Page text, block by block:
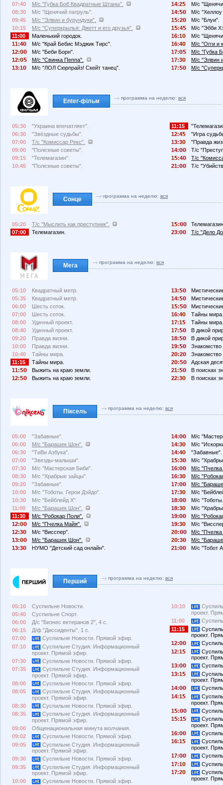
07:40
М/с "Губка Боб Квадратные Штаны".
08:30
М/с "Щенячий патруль".
09:45
М/с "Элвин и бурундуки".
10:15
М/с "Суперкрылья: Джетт и его друзья".
11:00
Маленький городок.
11:4
М/с "Край Бебис Мэджик Тирс".
12:
М/с "Беби Борн".
12:
М/с "Свинка Пеппа".
13:1
М/с "ЛОЛ Сюрпрайз! Скейт танец".
14:2
М/с
14:
М/с "Хеллоу
1
:2
М/с "Блуи".
1
:4
М/с "Эбби
16:1
М/с
16:4
М/с "Огги и
17:
М/с "Губка
17:3
М/с "Элвин
17:
М/с
Enter-фільм программа на неделю: вся
05:30
"Украина впечатляет".
06:30
"Звёздные судьбы".
07:00
Т/с "Комиссар Рекс".
09:00
"Полезные советы".
09:15
"Телемагазин".
10:45
"Полезные советы".
11:15
12:4
"Игра
13:3
"Правда
14:
Т/с
1
:4
Т/с
21:
Т/с
Сонце программа на неделю: вся
05:20
Т/с "Мыслить как преступник".
07:00
Телемагазин.
1 :
23:
Т/с "Дело
Мега программа на неделю: вся
05:10
Квадратный метр.
05:35
Квадратный метр.
06:00
Шесть соток.
07:00
Шесть соток.
08:00
Удачный проект.
08:40
Удачный проект.
09:20
Правда жизни.
10:00
Правда жизни.
10:40
Тайны мира.
11:15
Тайны мира.
11:
Выжить на краю земли.
12:
Выжить на краю земли.
13:
14:
1
:
16:4
Тайны мира.
17:1
Тайны мира.
17:
В дикой
18:
В дикой
19:
Знакомство
2
:2
Знакомство
2
:
Адская
21:
В поисках
22:3
В поисках
Піксель программа на неделю: вся
05:00
"Забавные".
06:00
М/с "Барашек Шон".
06:30
"ТиВи Азбука".
07:00
"Звезды-малыши".
07:30
М/с "Мастерская Биби".
08:30
М/с "Храбрые зайцы".
09:20
"Забавные".
10:00
М/с "Тоботы. Герои Дэйдо".
10:30
М/с "Бейблейд X".
11:00
М/с "Барашек Шон".
11:30
М/с "Робокар Поли".
12:
М/с "Пчелка Майя".
12:3
М/с "Висспер".
13:
М/с "Барашек Шон".
13:3
НУМО "Детский сад онлайн".
14:
М/с
14:3
М/с
14:4
"Забавные".
1
:3
М/с
16:
М/с
16:3
М/с
17:
М/с
17:3
М/с
18:
М/с
18:3
М/с
19:
М/с
19:3
М/с
2
:
М/с
2
:3
М/с
21:
М/с "Тобот
Перший программа на неделю: вся
05:10
Суспильне Новости.
05:40
Суспильне Спорт.
06:00
Д/с "Бизнес ветеранов 2", 4 с.
06:15
Д/ф "Диссиденты", 1 с.
07:00
Суспильне Новости. Прямой эфир.
07:10
Суспильне Студия. Информационный
проект. Прямой эфир.
07:30
Суспильне Новости. Прямой эфир.
07:35
Суспильне Студия. Информационный
проект. Прямой эфир.
08:00
Суспильне Новости. Прямой эфир.
08:05
Суспильне Студия. Информационный
проект. Прямой эфир.
08:30
Суспильне Новости. Прямой эфир.
08:35
Суспильне Студия. Информационный
проект. Прямой эфир.
09:00
Общенациональная минута молчания.
09:02
Суспильне Новости. Прямой эфир.
09:05
Суспильне Студия. Информационный
проект. Прямой эфир.
09:30
Суспильне Новости. Прямой эфир.
09:35
Суспильне Студия. Информационный
проект. Прямой эфир.
10:00
Суспильне Новости. Прямой эфир.
10:10
проект.
11:00
11:15
проект.
12:
12:1
проект.
13:
13:1
проект.
14:
14:1
проект.
1
:
1
:1
проект.
16:
16:1
проект.
17:
17:1
17:2
проект.